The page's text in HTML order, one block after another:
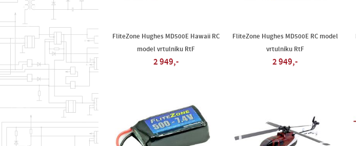
FliteZone Hughes MD500E Hawaii RC
model vrtulníku RtF
2 949,-
FliteZone Hughes MD500E RC model
vrtulníku RtF
2 949,-